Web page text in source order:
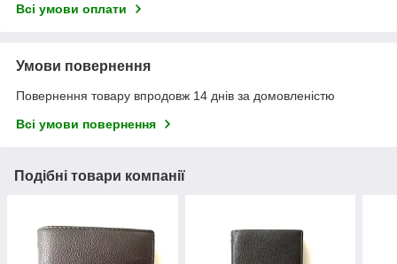
Всі умови оплати
Умови повернення
Повернення товару впродовж 14 днів за домовленістю
Всі умови повернення
Подібні товари компанії